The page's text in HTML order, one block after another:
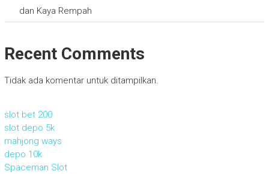
dan Kaya Rempah
Recent Comments
Tidak ada komentar untuk ditampilkan.
slot bet 200
slot depo 5k
mahjong ways
depo 10k
Spaceman Slot